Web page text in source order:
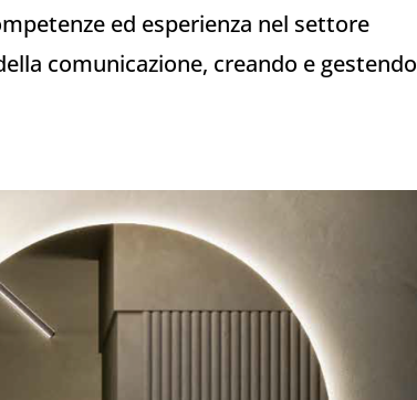
ed esperienza nel settore
comunicazione, creando e gestendo